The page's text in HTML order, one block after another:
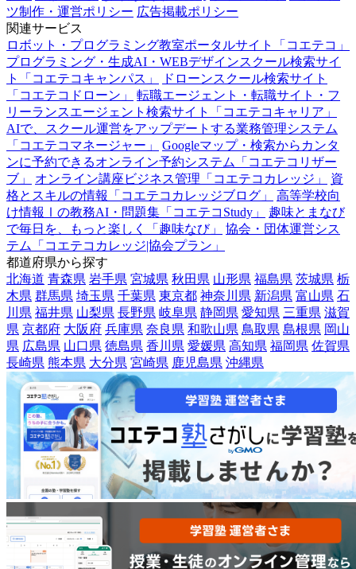
ツ制作・運営ポリシー 広告掲載ポリシー
関連サービス
ロボット・プログラミング教室ポータルサイト「コエテコ」
プログラミング・生成AI・WEBデザインスクール検索サイ
ト「コエテコキャンパス」
ドローンスクール検索サイト
「コエテコドローン」
転職エージェント・転職サイト・フ
リーランスエージェント検索サイト「コエテコキャリア」
AIで、スクール運営をアップデートする業務管理システム
「コエテコマネージャー」
Googleマップ・検索からカンタ
ンに予約できるオンライン予約システム「コエテコリザー
ブ」
オンライン講座ビジネス管理「コエテコカレッジ」
資
格とスキルの情報「コエテコカレッジブログ」
高等学校向
け情報Ⅰの教務AI・問題集「コエテコStudy」
趣味とまなび
で毎日を、もっと楽しく「趣味なび」
協会・団体運営シス
テム「コエテコカレッジ|協会プラン」
都道府県から探す
北海道 青森県 岩手県 宮城県 秋田県 山形県 福島県 茨城県 栃
木県 群馬県 埼玉県 千葉県 東京都 神奈川県 新潟県 富山県 石
川県 福井県 山梨県 長野県 岐阜県 静岡県 愛知県 三重県 滋賀
県 京都府 大阪府 兵庫県 奈良県 和歌山県 鳥取県 島根県 岡山
県 広島県 山口県 徳島県 香川県 愛媛県 高知県 福岡県 佐賀県
長崎県 熊本県 大分県 宮崎県 鹿児島県 沖縄県